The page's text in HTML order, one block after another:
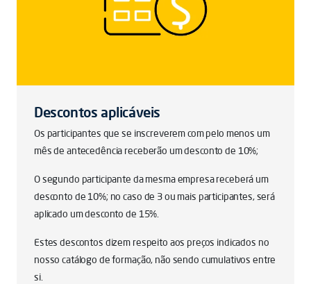
Descontos aplicáveis
Os participantes que se inscreverem com pelo menos um
mês de antecedência receberão um desconto de 10%;
O segundo participante da mesma empresa receberá um
desconto de 10%; no caso de 3 ou mais participantes, será
aplicado um desconto de 15%.
Estes descontos dizem respeito aos preços indicados no
nosso catálogo de formação, não sendo cumulativos entre
si.